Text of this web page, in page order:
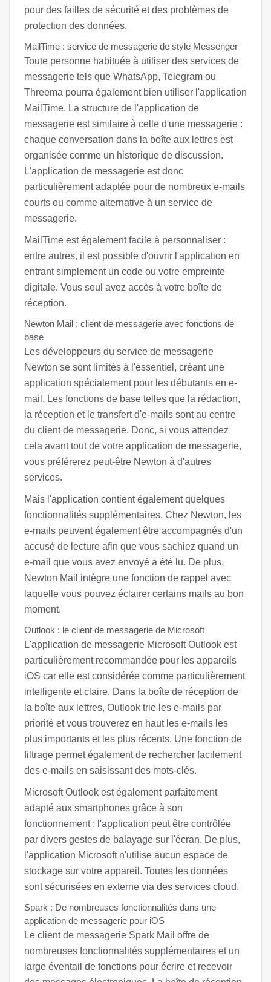
pour des failles de sécurité et des problèmes de
protection des données.
MailTime : service de messagerie de style Messenger
Toute personne habituée à utiliser des services de
messagerie tels que WhatsApp, Telegram ou
Threema pourra également bien utiliser l'application
MailTime. La structure de l'application de
messagerie est similaire à celle d'une messagerie :
chaque conversation dans la boîte aux lettres est
organisée comme un historique de discussion.
L'application de messagerie est donc
particulièrement adaptée pour de nombreux e-mails
courts ou comme alternative à un service de
messagerie.
MailTime est également facile à personnaliser :
entre autres, il est possible d'ouvrir l'application en
entrant simplement un code ou votre empreinte
digitale. Vous seul avez accès à votre boîte de
réception.
Newton Mail : client de messagerie avec fonctions de
base
Les développeurs du service de messagerie
Newton se sont limités à l'essentiel, créant une
application spécialement pour les débutants en e-
mail. Les fonctions de base telles que la rédaction,
la réception et le transfert d'e-mails sont au centre
du client de messagerie. Donc, si vous attendez
cela avant tout de votre application de messagerie,
vous préférerez peut-être Newton à d'autres
services.
Mais l'application contient également quelques
fonctionnalités supplémentaires. Chez Newton, les
e-mails peuvent également être accompagnés d'un
accusé de lecture afin que vous sachiez quand un
e-mail que vous avez envoyé a été lu. De plus,
Newton Mail intègre une fonction de rappel avec
laquelle vous pouvez éclairer certains mails au bon
moment.
Outlook : le client de messagerie de Microsoft
L'application de messagerie Microsoft Outlook est
particulièrement recommandée pour les appareils
iOS car elle est considérée comme particulièrement
intelligente et claire. Dans la boîte de réception de
la boîte aux lettres, Outlook trie les e-mails par
priorité et vous trouverez en haut les e-mails les
plus importants et les plus récents. Une fonction de
filtrage permet également de rechercher facilement
des e-mails en saisissant des mots-clés.
Microsoft Outlook est également parfaitement
adapté aux smartphones grâce à son
fonctionnement : l'application peut être contrôlée
par divers gestes de balayage sur l'écran. De plus,
l'application Microsoft n'utilise aucun espace de
stockage sur votre appareil. Toutes les données
sont sécurisées en externe via des services cloud.
Spark : De nombreuses fonctionnalités dans une
application de messagerie pour iOS
Le client de messagerie Spark Mail offre de
nombreuses fonctionnalités supplémentaires et un
large éventail de fonctions pour écrire et recevoir